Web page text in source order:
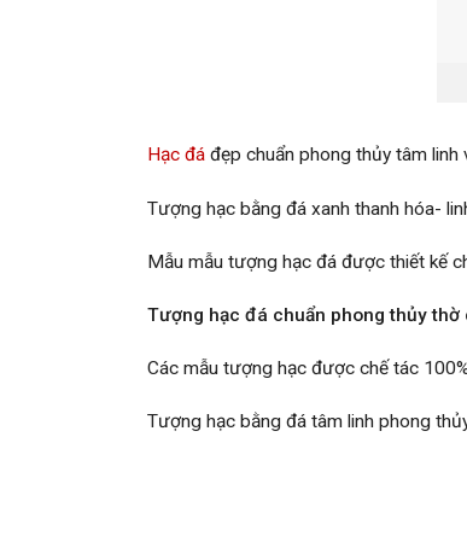
Hạc đá đẹp chuẩn phong thủy tâm linh
Tượng hạc bằng đá xanh thanh hóa-
Mẫu mẫu tượng hạc đá được thiết kế
Tượng hạc đá chuẩn phong thủy thờ
Các mẫu tượng hạc được chế tác
Tượng hạc bằng đá tâm linh phong